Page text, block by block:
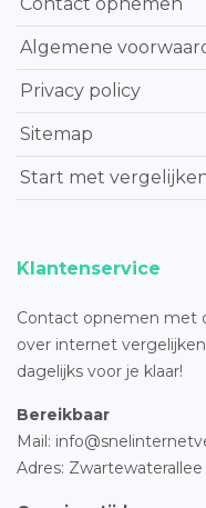
Algemene
Privacy policy
Sitemap
Start met
Klantenservice
Contact opnemen met
over internet
dagelijks voor je klaar!
Bereikbaar
Mail:
Adres: Zwartewaterallee